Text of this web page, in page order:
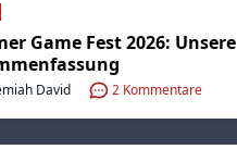
Game Fest 2026: Unsere
David 2 Kommentare